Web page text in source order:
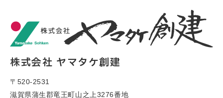
株式会社 ヤマタケ創建
〒520-2531
滋賀県蒲生郡竜王町山之上3276番地